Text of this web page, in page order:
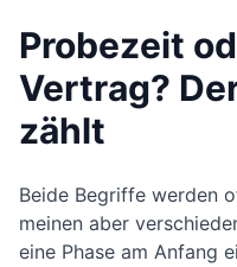
Probezeit
Vertrag?
zählt
Beide Begriffe werden
meinen aber
eine Phase am Anfang